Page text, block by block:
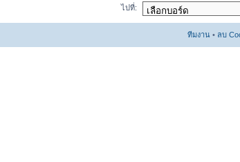
ไปที่:
ทีมงาน • ลบ